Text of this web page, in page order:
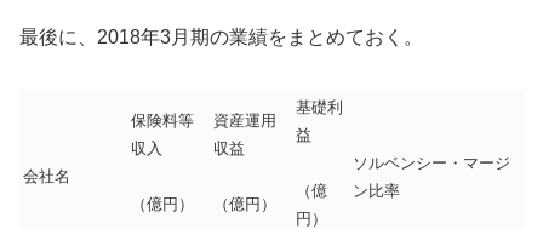
最後に、2018年3月期の業績をまとめておく。
会社名
保険料等
収入
（億円）
資産運用
収益
（億円）
基礎利
益
（億
円）
ソルベンシー・マージ
ン比率